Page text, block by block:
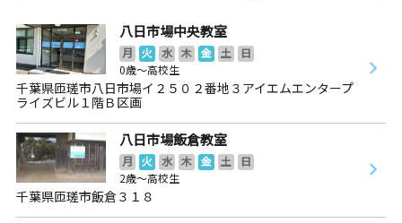
八日市場中央教室
月 火 水 木 金 土
日
0歳～高校生
千葉県匝瑳市八日市場イ２５０２番地３アイエムエンタープ
ライズビル１階Ｂ区画
八日市場飯倉教室
月 火 水 木 金 土
日
2歳～高校生
千葉県匝瑳市飯倉３１８